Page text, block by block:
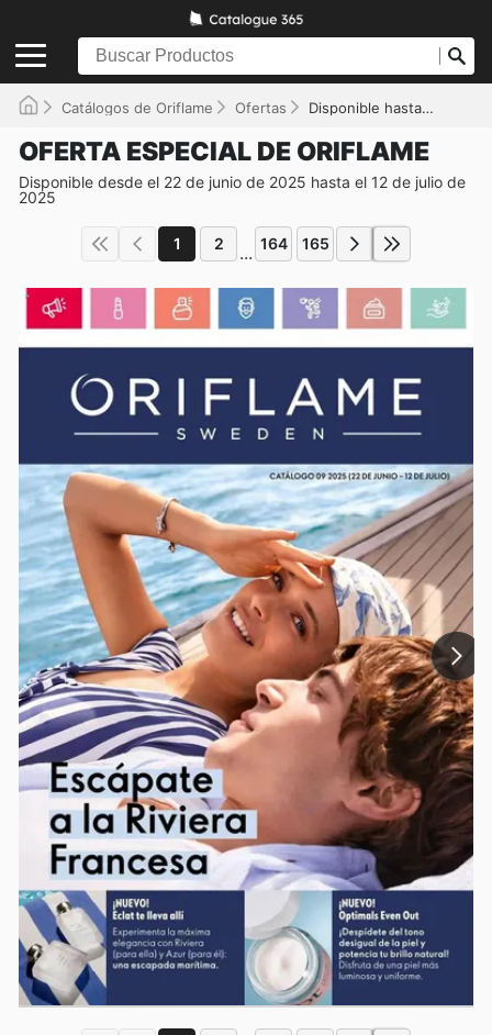
Catálogos de Oriflame Ofertas Disponible hasta el 12/07/2025
OFERTA ESPECIAL DE ORIFLAME
Disponible desde el 22 de junio de 2025 hasta el 12 de julio de
2025
1 2 ... 164 165